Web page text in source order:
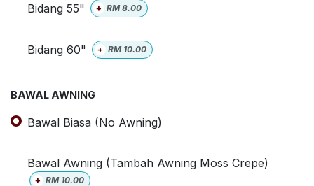
Bidang 55" + RM8.00
Bidang 60" + RM 10.00
BAWAL AWNING
Bawal Biasa (No Awning)
Bawal Awning (Tambah Awning Moss Crepe)
+ RM 10.00